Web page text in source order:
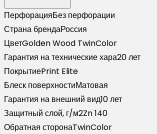
ПерфорацияБез перфорации
Страна брендаРоссия
ЦветGolden Wood TwinColor
Гарантия на технические хара20 лет
ПокрытиеPrint Elite
Блеск поверхностиМатовая
Гарантия на внешний вид10 лет
Защитный слой, г/м2Zn 140
Обратная сторонаTwinColor